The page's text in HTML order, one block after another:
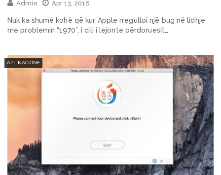
Admin Apr 13, 2016
Nuk ka shumë kohë që kur Apple rregulloi një bug në lidhje
me problemin “1970”, i cili i lejonte përdoruesit…
APLIKACIONE